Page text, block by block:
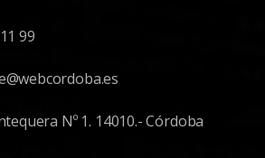
99
Nº 1. 14010.- Córdoba